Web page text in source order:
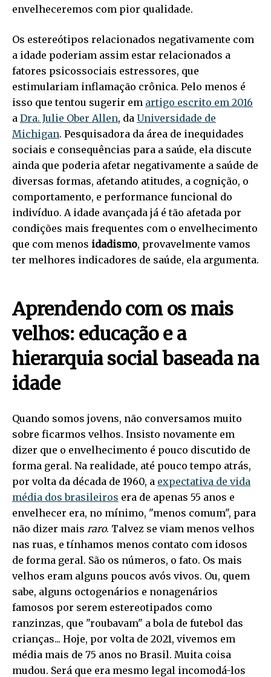
envelheceremos com pior qualidade.
Os estereótipos relacionados negativamente com
a idade poderiam assim estar relacionados a
fatores psicossociais estressores, que
estimulariam inflamação crônica. Pelo menos é
isso que tentou sugerir em artigo escrito em 2016
a Dra. Julie Ober Allen, da Universidade de
Michigan. Pesquisadora da área de inequidades
sociais e consequências para a saúde, ela discute
ainda que poderia afetar negativamente a saúde de
diversas formas, afetando atitudes, a cognição, o
comportamento, e performance funcional do
indivíduo. A idade avançada já é tão afetada por
condições mais frequentes com o envelhecimento
que com menos idadismo, provavelmente vamos
ter melhores indicadores de saúde, ela argumenta.
Aprendendo com os mais
velhos: educação e a
hierarquia social baseada na
idade
Quando somos jovens, não conversamos muito
sobre ficarmos velhos. Insisto novamente em
dizer que o envelhecimento é pouco discutido de
forma geral. Na realidade, até pouco tempo atrás,
por volta da década de 1960, a expectativa de vida
média dos brasileiros era de apenas 55 anos e
envelhecer era, no mínimo, "menos comum", para
não dizer mais raro. Talvez se viam menos velhos
nas ruas, e tínhamos menos contato com idosos
de forma geral. São os números, o fato. Os mais
velhos eram alguns poucos avós vivos. Ou, quem
sabe, alguns octogenários e nonagenários
famosos por serem estereotipados como
ranzinzas, que "roubavam" a bola de futebol das
crianças... Hoje, por volta de 2021, vivemos em
média mais de 75 anos no Brasil. Muita coisa
mudou. Será que era mesmo legal incomodá-los